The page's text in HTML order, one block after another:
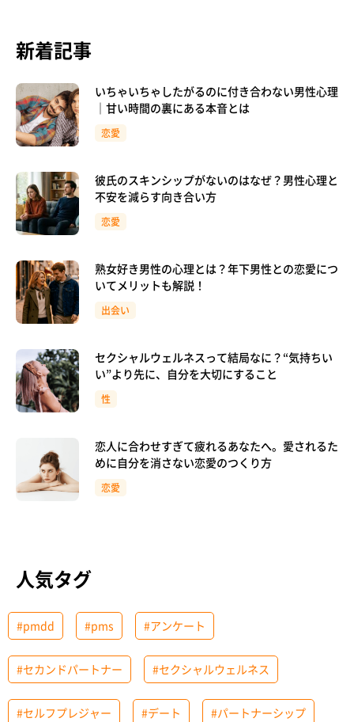
新着記事
いちゃいちゃしたがるのに付き合わない男性心理
｜甘い時間の裏にある本音とは
恋愛
彼氏のスキンシップがないのはなぜ？男性心理と
不安を減らす向き合い方
恋愛
熟女好き男性の心理とは？年下男性との恋愛につ
いてメリットも解説！
出会い
セクシャルウェルネスって結局なに？“気持ちい
い”より先に、自分を大切にすること
性
恋人に合わせすぎて疲れるあなたへ。愛されるた
めに自分を消さない恋愛のつくり方
恋愛
人気タグ
#pmdd #pms #アンケート
#セカンドパートナー #セクシャルウェルネス
#セルフプレジャー #デート #パートナーシップ